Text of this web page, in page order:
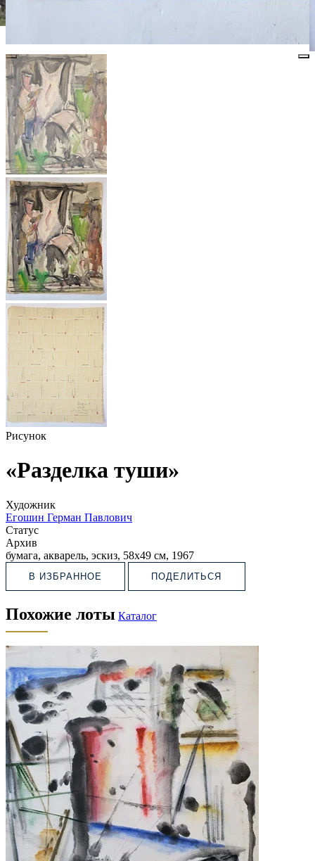
Рисунок
«Разделка туши»
Художник
Егошин Герман Павлович
Статус
Архив
бумага, акварель, эскиз, 58х49 см, 1967
В ИЗБРАННОЕ ПОДЕЛИТЬСЯ
Похожие лоты Каталог